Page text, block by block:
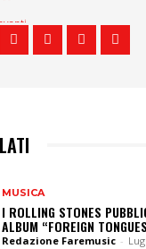
MUSICA
I ROLLING STONES
ALBUM “FOREIGN
Redazione Faremusic -